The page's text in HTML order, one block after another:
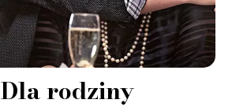
Dla rodziny